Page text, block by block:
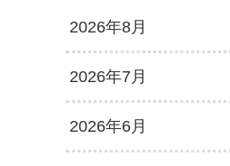
2026年8月
2026年7月
2026年6月